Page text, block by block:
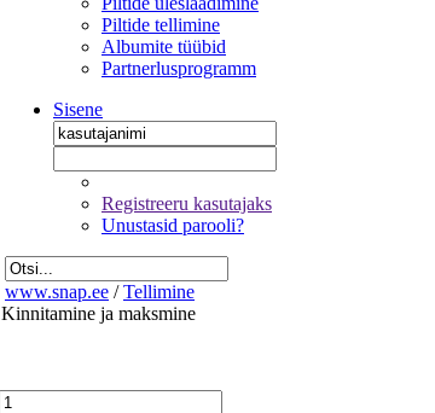
Piltide tellimine
Albumite tüübid
Partnerlusprogramm
Sisene
Registreeru kasutajaks
Unustasid parooli?
www.snap.ee / Tellimine
Kinnitamine ja maksmine